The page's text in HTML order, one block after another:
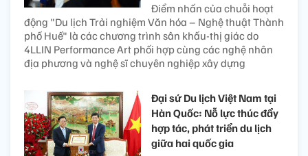
Điểm nhấn của chuỗi hoạt
động "Du lịch Trải nghiệm Văn hóa – Nghệ thuật Thành
phố Huế" là các chương trình sân khấu-thị giác do
4LLIN Performance Art phối hợp cùng các nghệ nhân
địa phương và nghệ sĩ chuyên nghiệp xây dựng
Đại sứ Du lịch Việt Nam tại
Hàn Quốc: Nỗ lực thúc đẩy
hợp tác, phát triển du lịch
giữa hai quốc gia